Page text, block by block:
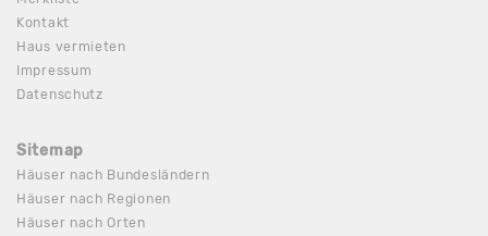
Kontakt
Haus vermieten
Impressum
Datenschutz
Sitemap
Häuser nach Bundesländern
Häuser nach Regionen
Häuser nach Orten